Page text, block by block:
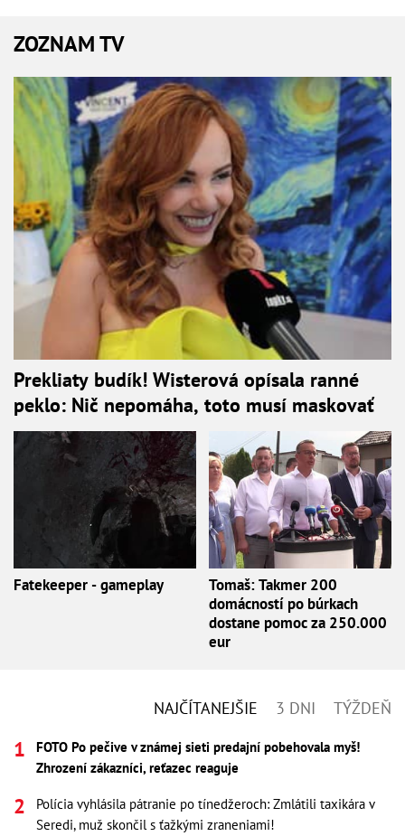
ZOZNAM TV
Prekliaty budík! Wisterová opísala ranné
peklo: Nič nepomáha, toto musí maskovať
Fatekeeper - gameplay
Tomaš: Takmer 200
domácností po búrkach
dostane pomoc za 250.000
eur
NAJČÍTANEJŠIE 3 DNI TÝŽDEŇ
FOTO Po pečive v známej sieti predajní pobehovala myš!
Zhrození zákazníci, reťazec reaguje
Polícia vyhlásila pátranie po tínedžeroch: Zmlátili taxikára v
Seredi, muž skončil s ťažkými zraneniami!